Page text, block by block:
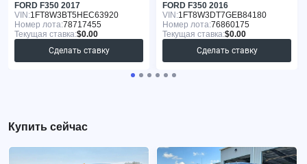
FORD F350 2017
VIN:1FT8W3BT5HEC63920
Номер лота:78717455
Текущая ставка:$0.00
Сделать ставку
FORD F350 2016
VIN:1FT8W3DT7GEB84180
Номер лота:76860175
Текущая ставка:$0.00
Сделать ставку
Купить сейчас